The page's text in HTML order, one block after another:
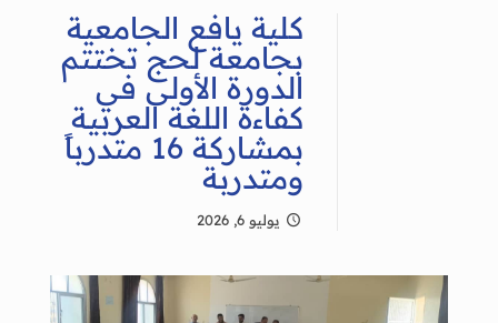
كلية يافع الجامعية
بجامعة لحج تختتم
الدورة الأولى في
كفاءة اللغة العربية
بمشاركة 16 متدرباً
ومتدربة
يوليو 6, 2026